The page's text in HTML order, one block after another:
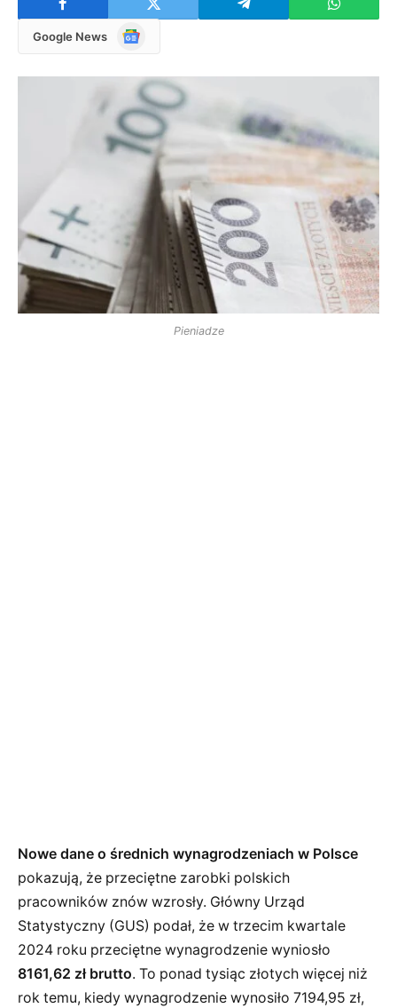
Google News
Google
Pieniadze
Nowe dane o średnich wynagrodzeniach w Polsce
pokazują, że przeciętne zarobki polskich
pracowników znów wzrosły. Główny Urząd
Statystyczny (GUS) podał, że w trzecim kwartale
2024 roku przeciętne wynagrodzenie wyniosło
8161,62 zł brutto. To ponad tysiąc złotych więcej niż
rok temu, kiedy wynagrodzenie wynosiło 7194,95 zł,